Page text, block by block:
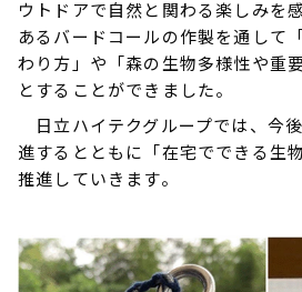
ウトドアで自然と関わる楽しみを
あるバードコールの作製を通して
わり方」や「森の生物多様性や重
とすることができました。
日立ハイテクグループでは、今
進するとともに「在宅でできる生
推進していきます。